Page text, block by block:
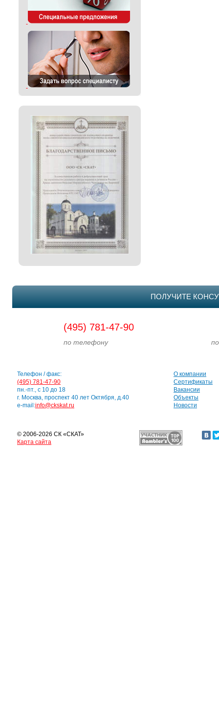
ПОЛУЧИТЕ
(495) 781-47-90
по телефону по
Телефон / факс:
(495) 781-47-90
пн.-пт., с 10 до 18
г. Москва, проспект 40 лет Октября, д.40
e-mail:info@ckskat.ru
О компании
Сертификаты
Вакансии
Объекты
Новости
© 2006-2026 СК «СКАТ»
Карта сайта